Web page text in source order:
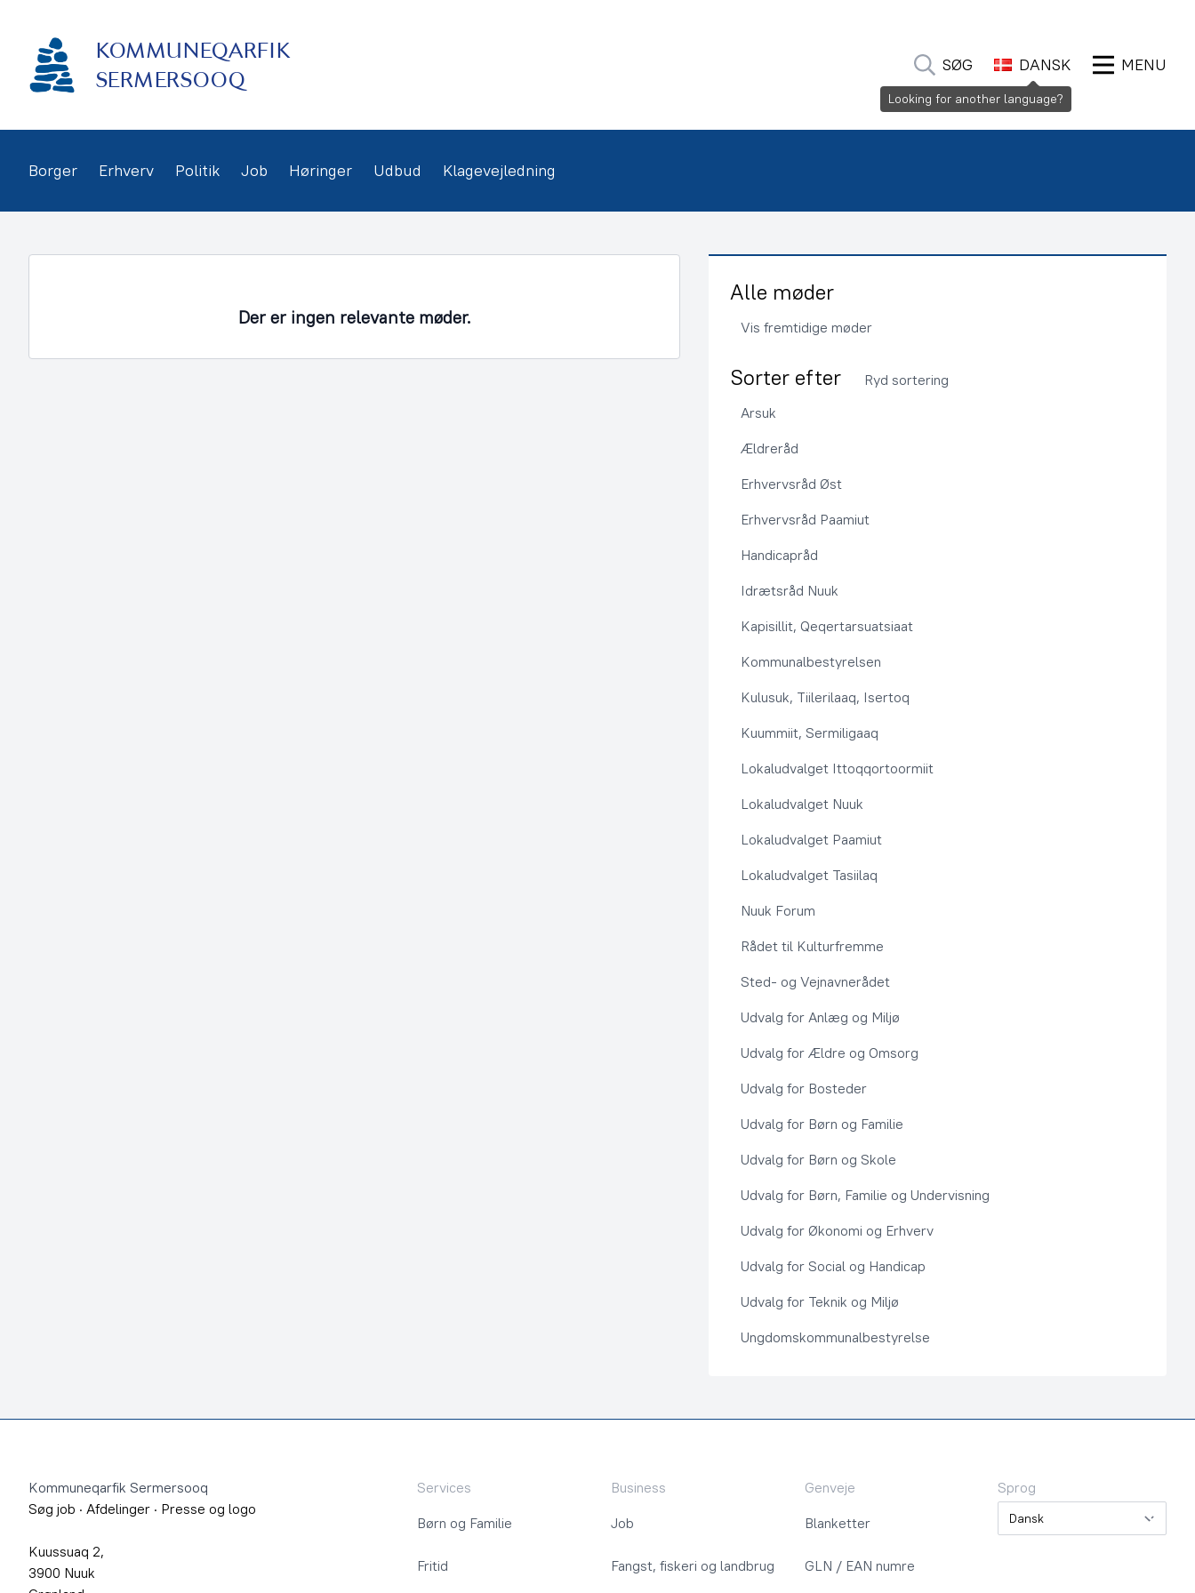
indhold
KOMMUNEQARFIK
SERMERSOOQ
SØG DANSK MENU
Borger Erhverv Politik Job Høringer Udbud Klagevejledning
Der er ingen relevante møder.
Alle møder
Vis fremtidige møder
Sorter efter
Ryd sortering
Arsuk
Ældreråd
Erhvervsråd Øst
Erhvervsråd Paamiut
Handicapråd
Idrætsråd Nuuk
Kapisillit, Qeqertarsuatsiaat
Kommunalbestyrelsen
Kulusuk, Tiilerilaaq, Isertoq
Kuummiit, Sermiligaaq
Lokaludvalget Ittoqqortoormiit
Lokaludvalget Nuuk
Lokaludvalget Paamiut
Lokaludvalget Tasiilaq
Nuuk Forum
Rådet til Kulturfremme
Sted- og Vejnavnerådet
Udvalg for Anlæg og Miljø
Udvalg for Ældre og Omsorg
Udvalg for Bosteder
Udvalg for Børn og Familie
Udvalg for Børn og Skole
Udvalg for Børn, Familie og Undervisning
Udvalg for Økonomi og Erhverv
Udvalg for Social og Handicap
Udvalg for Teknik og Miljø
Ungdomskommunalbestyrelse
Kommuneqarfik Sermersooq
Søg job · Afdelinger · Presse og logo
Kuussuaq 2,
3900 Nuuk
Services
Børn og Familie
Fritid
Business
Job
Fangst, fiskeri og landbrug
Genveje
Blanketter
GLN / EAN numre
Sprog
Sprog
Looking for another language?